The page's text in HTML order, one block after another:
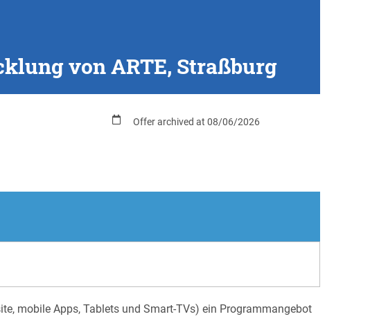
von ARTE, Straßburg
Offer archived at 08/06/2026
mobile Apps, Tablets und Smart-TVs) ein Programmangebot